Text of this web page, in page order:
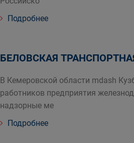
Подробнее
БЕЛОВСКАЯ
В Кемеровской области mdash
работников предприятия
надзорные ме
Подробнее